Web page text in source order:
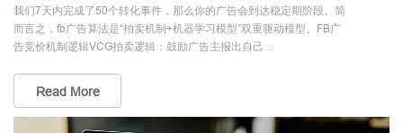
我们7天内完成了50个转化事件，那么你的广告会到达稳定期阶段。简
而言之，fb广告算法是“拍卖机制+机器学习模型”双重驱动模型。FB广
告竞价机制逻辑VCG拍卖逻辑：鼓励广告主报出自己 ...
Read More